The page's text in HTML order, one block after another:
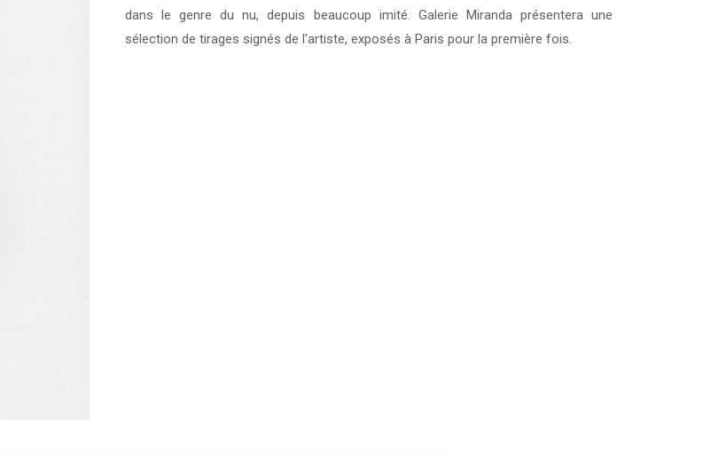
dans le genre du nu, depuis beaucoup imité. Galerie Miranda présentera une
sélection de tirages signés de l'artiste, exposés à Paris pour la première fois.